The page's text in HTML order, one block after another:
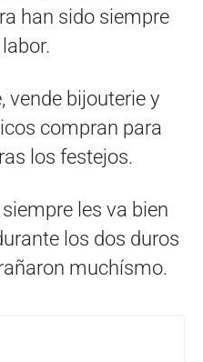
han sido siempre
vende bijouterie y
compran para
los festejos.
les va bien
los dos duros
muchísmo.